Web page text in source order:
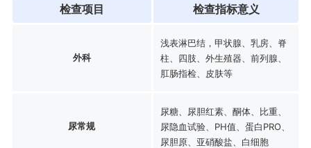
检查项目 检查指标意义
外科
浅表淋巴结，甲状腺、乳房、脊
柱、四肢、外生殖器、前列腺、
肛肠指检、皮肤等
尿常规
尿糖、尿胆红素、酮体、比重、
尿隐血试验、PH值、蛋白PRO、
尿胆原、亚硝酸盐、白细胞